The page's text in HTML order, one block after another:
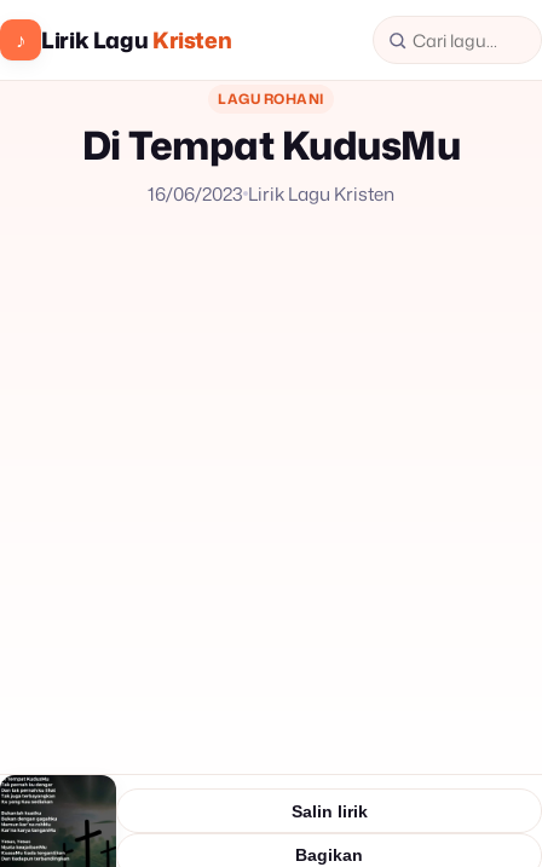
♪ Lirik LaguKristen
LAGU ROHANI
Di Tempat KudusMu
16/06/2023 Lirik Lagu Kristen
Salin lirik
Bagikan